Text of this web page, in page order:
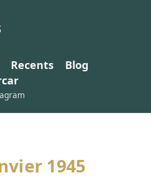
Recents
Blog
1945